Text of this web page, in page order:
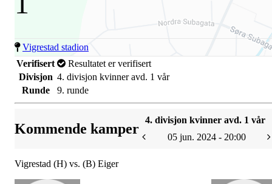
Vigrestad stadion
Verifisert
Resultatet er verifisert
Divisjon 4. divisjon kvinner avd. 1 vår
Runde
9. runde
Kommende kamper
4. divisjon kvinner avd. 1 vår
05 jun. 2024 - 20:00
Vigrestad (H) vs. (B) Eiger